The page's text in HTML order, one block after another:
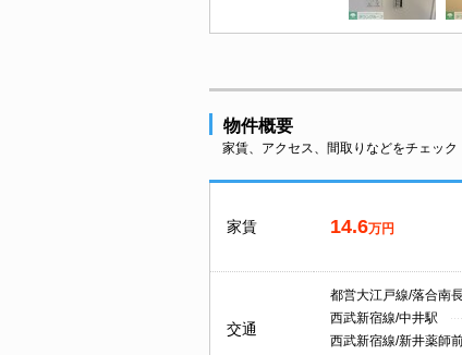
物件概要
家賃、アクセス、間取りなどをチェック
家賃 14.6万円
交通
都営大江戸線/落合南
西武新宿線/中井駅
西武新宿線/新井薬師